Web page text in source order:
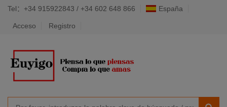
Tel：+34 915922843 / +34 602 648 866 España
Acceso Registro